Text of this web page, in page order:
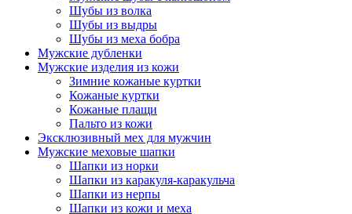
Шубы из волка
Шубы из выдры
Шубы из меха бобра
Мужские дубленки
Мужские изделия из кожи
Зимние кожаные куртки
Кожаные куртки
Кожаные плащи
Пальто из кожи
Эксклюзивный мех для мужчин
Мужские меховые шапки
Шапки из норки
Шапки из каракуля-каракульча
Шапки из нерпы
Шапки из кожи и меха